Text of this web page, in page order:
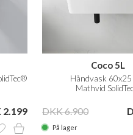
2.199
Coco 5L
Håndvask 60x25
Mathvid
DKK 6.900
På lager